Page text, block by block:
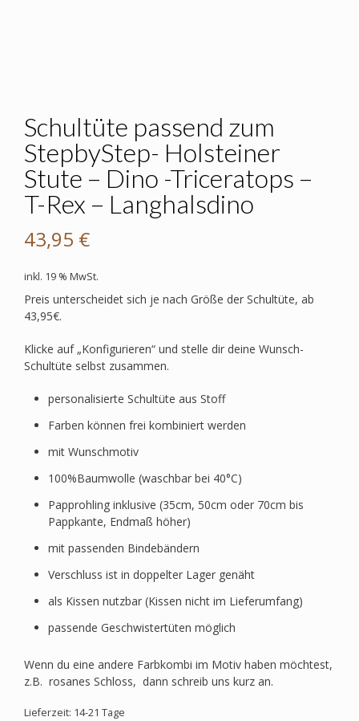
Schultüte passend zum
StepbyStep- Holsteiner
Stute – Dino -Triceratops –
T-Rex – Langhalsdino
43,95 €
inkl. 19 % MwSt.
Preis unterscheidet sich je nach Größe der Schultüte, ab
43,95€.
Klicke auf „Konfigurieren“ und stelle dir deine Wunsch-
Schultüte selbst zusammen.
personalisierte Schultüte aus Stoff
Farben können frei kombiniert werden
mit Wunschmotiv
100%Baumwolle (waschbar bei 40°C)
Papprohling inklusive (35cm, 50cm oder 70cm bis
Pappkante, Endmaß höher)
mit passenden Bindebändern
Verschluss ist in doppelter Lager genäht
als Kissen nutzbar (Kissen nicht im Lieferumfang)
passende Geschwistertüten möglich
Wenn du eine andere Farbkombi im Motiv haben möchtest,
z.B. rosanes Schloss, dann schreib uns kurz an.
Lieferzeit: 14-21 Tage